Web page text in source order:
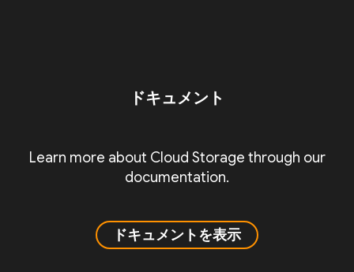
ドキュメント
Learn more about Cloud Storage through our
documentation.
ドキュメントを表示